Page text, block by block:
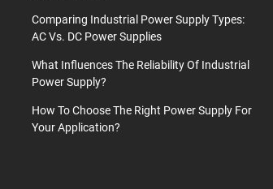
Comparing Industrial Power Supply Types:
AC Vs. DC Power Supplies
What Influences The Reliability Of Industrial
Power Supply?
How To Choose The Right Power Supply For
Your Application?